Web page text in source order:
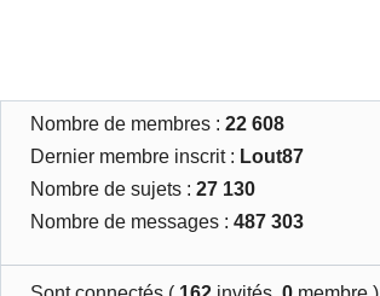
Nombre de membres :22 608
Dernier membre inscrit : Lout87
Nombre de sujets :27 130
Nombre de messages :487 303